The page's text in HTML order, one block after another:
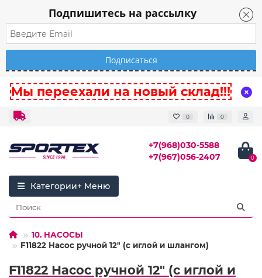
Подпишитесь на рассылку
Мы переехали на новый склад!!!
0 0
+7(968)030-5588
+7(967)056-2407
0
Категории
10. НАСОСЫ
F11822 Насос ручной 12" (с иглой и шлангом)
F11822 Насос ручной 12" (с иглой и